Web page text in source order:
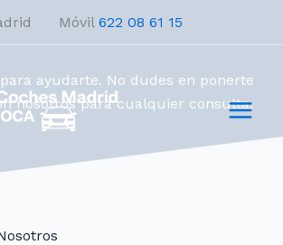
Móvil 622 08 61 15
ayudarte. No dudes en ponerte
nosotros para cualquier consulta.